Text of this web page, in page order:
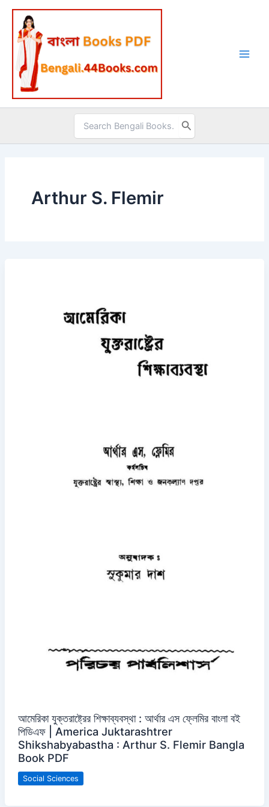
Skip
content
Search
for:
Arthur S. Flemir
আমেরিকা যুক্তরাষ্ট্রের শিক্ষাব্যবস্থা : আর্থার এস ফ্লেমির বাংলা বই
পিডিএফ | America Juktarashtrer
Shikshabyabastha : Arthur S. Flemir Bangla
Book PDF
Social Sciences